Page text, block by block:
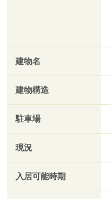
建物名
建物構造
駐車場
現況
入居可能時期